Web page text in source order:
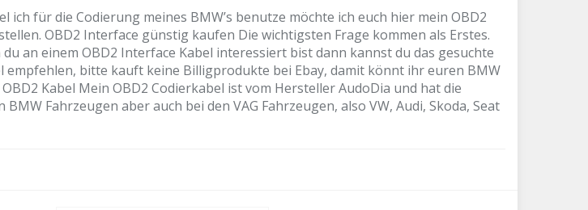
für die Codierung meines BMW’s benutze möchte ich euch hier mein OBD2
OBD2 Interface günstig kaufen Die wichtigsten Frage kommen als Erstes.
an einem OBD2 Interface Kabel interessiert bist dann kannst du das gesuchte
empfehlen, bitte kauft keine Billigprodukte bei Ebay, damit könnt ihr euren BMW
Kabel Mein OBD2 Codierkabel ist vom Hersteller AudoDia und hat die
Fahrzeugen aber auch bei den VAG Fahrzeugen, also VW, Audi, Skoda, Seat